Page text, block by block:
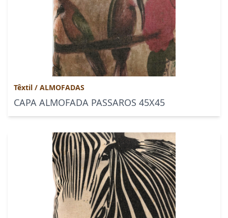
Têxtil / ALMOFADAS
CAPA ALMOFADA PASSAROS 45X45